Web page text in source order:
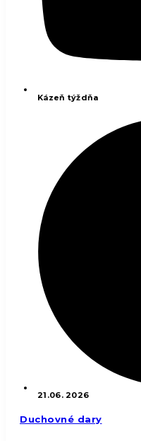
Kázeň týždňa
21.06. 2026
Duchovné dary